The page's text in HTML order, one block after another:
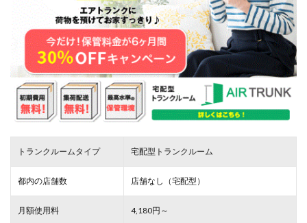
トランクルームタイプ 宅配型トランクルーム
都内の店舗数 店舗なし（宅配型）
月額使用料 4,180円～